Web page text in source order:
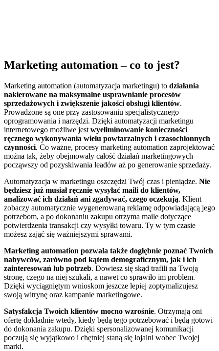
Marketing automation – co to jest?
Marketing automation (automatyzacja marketingu) to działania
nakierowane na maksymalne usprawnianie procesów
sprzedażowych i zwiększenie jakości obsługi klientów.
Prowadzone są one przy zastosowaniu specjalistycznego
oprogramowania i narzędzi. Dzięki automatyzacji marketingu
internetowego możliwe jest wyeliminowanie konieczności
ręcznego wykonywania wielu powtarzalnych i czasochłonnych
czynności. Co ważne, procesy marketing automation zaprojektować
można tak, żeby obejmowały całość działań marketingowych –
począwszy od pozyskiwania leadów aż po generowanie sprzedaży.
Automatyzacja w marketingu oszczędzi Twój czas i pieniądze. Nie
będziesz już musiał ręcznie wysyłać maili do klientów,
analizować ich działań ani zgadywać, czego oczekują. Klient
zobaczy automatycznie wygenerowaną reklamę odpowiadającą jego
potrzebom, a po dokonaniu zakupu otrzyma maile dotyczące
potwierdzenia transakcji czy wysyłki towaru. Ty w tym czasie
możesz zająć się ważniejszymi sprawami.
Marketing automation pozwala także dogłębnie poznać Twoich
nabywców, zarówno pod kątem demograficznym, jak i ich
zainteresowań lub potrzeb. Dowiesz się skąd trafili na Twoją
stronę, czego na niej szukali, a nawet co sprawiło im problem.
Dzięki wyciągniętym wnioskom jeszcze lepiej zoptymalizujesz
swoją witrynę oraz kampanie marketingowe.
Satysfakcja Twoich klientów mocno wzrośnie. Otrzymają oni
ofertę dokładnie wtedy, kiedy będą tego potrzebować i będą gotowi
do dokonania zakupu. Dzięki spersonalizowanej komunikacji
poczują się wyjątkowo i chętniej staną się lojalni wobec Twojej
marki.